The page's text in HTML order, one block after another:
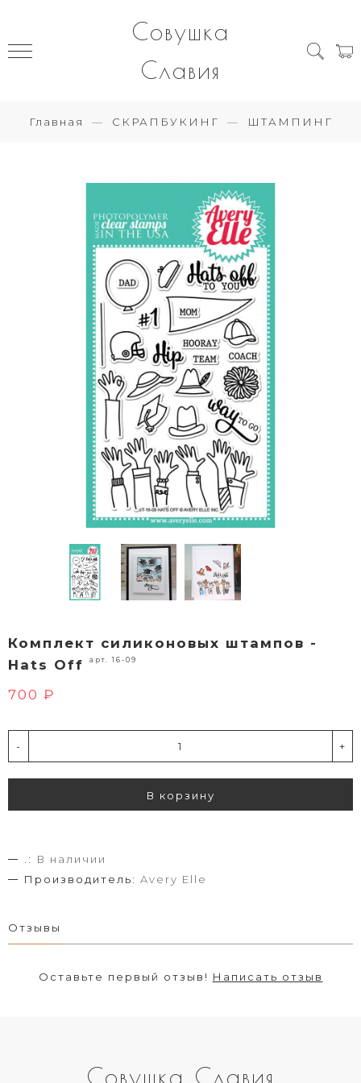
Совушка
Славия
Главная СКРАПБУКИНГ ШТАМПИНГ
Комплект силиконовых штампов -
Hats Off
арт. 16-09
700 ₽
- +
В корзину
.:
В наличии
Производитель: Avery Elle
Отзывы
Оставьте первый отзыв! Написать отзыв
Совушка Славия